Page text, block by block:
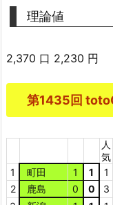
理論値
2,370 口 2,230 円
第1435回
人
気
1
町田 1 1
1
2
鹿島 0 0
3